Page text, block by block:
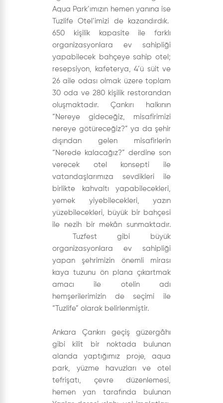
Aqua Park’ımızın hemen yanına ise
Tuzlife Otel’imizi de kazandırdık.
650 kişilik kapasite ile farklı
organizasyonlara ev sahipliği
yapabilecek bahçeye sahip otel;
resepsiyon, kafeterya, 4’ü süit ve
26 aile odası olmak üzere toplam
30 oda ve 280 kişilik restorandan
oluşmaktadır. Çankırı halkının
“Nereye gideceğiz, misafirimizi
nereye götüreceğiz?” ya da şehir
dışından gelen misafirlerin
“Nerede kalacağız?” derdine son
verecek otel konsepti ile
vatandaşlarımıza sevdikleri ile
birlikte kahvaltı yapabilecekleri,
yemek yiyebilecekleri, yazın
yüzebilecekleri, büyük bir bahçesi
ile nezih bir mekân sunmaktadır.
Tuzfest gibi büyük
organizasyonlara ev sahipliği
yapan şehrimizin önemli mirası
kaya tuzunu ön plana çıkartmak
amacı ile otelin adı
hemşerilerimizin de seçimi ile
“Tuzlife” olarak belirlenmiştir.
Ankara Çankırı geçiş güzergâhı
gibi kilit bir noktada bulunan
alanda yaptığımız proje, aqua
park, yüzme havuzları ve otel
tefrişatı, çevre düzenlemesi,
hemen yan tarafında bulunan